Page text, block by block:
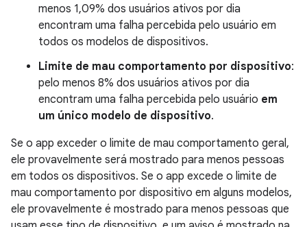
menos 1,09% dos usuários ativos por dia
encontram uma falha percebida pelo usuário em
todos os modelos de dispositivos.
Limite de mau comportamento por dispositivo:
pelo menos 8% dos usuários ativos por dia
encontram uma falha percebida pelo usuário em
um único modelo de dispositivo.
Se o app exceder o limite de mau comportamento geral,
ele provavelmente será mostrado para menos pessoas
em todos os dispositivos. Se o app excede o limite de
mau comportamento por dispositivo em alguns modelos,
ele provavelmente é mostrado para menos pessoas que